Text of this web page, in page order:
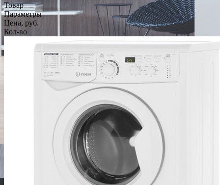
Товар
Параметры
Цена, руб.
Кол-во